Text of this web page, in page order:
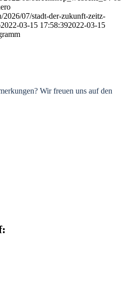
2026/07/stadt-der-zukunft-zeitz-
2022-03-15 17:58:392022-03-15
Wir freuen uns auf den